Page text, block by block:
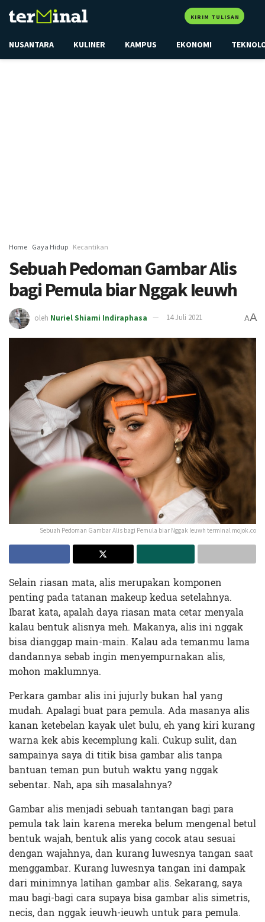
KIRIM TULISAN
NUSANTARA KULINER KAMPUS EKONOMI
Home Gaya Hidup Kecantikan
Sebuah Pedoman Gambar Alis
bagi Pemula biar Nggak Ieuwh
oleh Nuriel Shiami Indiraphasa 14 Juli 2021 AA
Sebuah Pedoman Gambar Alis bagi Pemula biar Nggak Ieuwh terminal mojok.co
Selain riasan mata, alis merupakan komponen
penting pada tatanan makeup kedua setelahnya.
Ibarat kata, apalah daya riasan mata cetar menyala
kalau bentuk alisnya meh. Makanya, alis ini nggak
bisa dianggap main-main. Kalau ada temanmu lama
dandannya sebab ingin menyempurnakan alis,
mohon maklumnya.
Perkara gambar alis ini jujurly bukan hal yang
mudah. Apalagi buat para pemula. Ada masanya alis
kanan ketebelan kayak ulet bulu, eh yang kiri kurang
warna kek abis kecemplung kali. Cukup sulit, dan
sampainya saya di titik bisa gambar alis tanpa
bantuan teman pun butuh waktu yang nggak
sebentar. Nah, apa sih masalahnya?
Gambar alis menjadi sebuah tantangan bagi para
pemula tak lain karena mereka belum mengenal betul
bentuk wajah, bentuk alis yang cocok atau sesuai
dengan wajahnya, dan kurang luwesnya tangan saat
menggambar. Kurang luwesnya tangan ini dampak
dari minimnya latihan gambar alis. Sekarang, saya
mau bagi-bagi cara supaya bisa gambar alis simetris,
necis, dan nggak ieuwh-ieuwh untuk para pemula.